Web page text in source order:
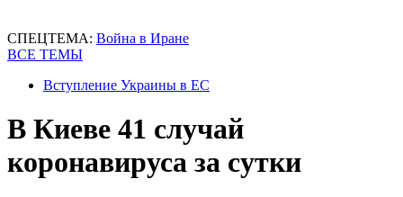
СПЕЦТЕМА: Война в Иране
ВСЕ ТЕМЫ
Вступление Украины в ЕС
В Киеве 41 случай
коронавируса за сутки